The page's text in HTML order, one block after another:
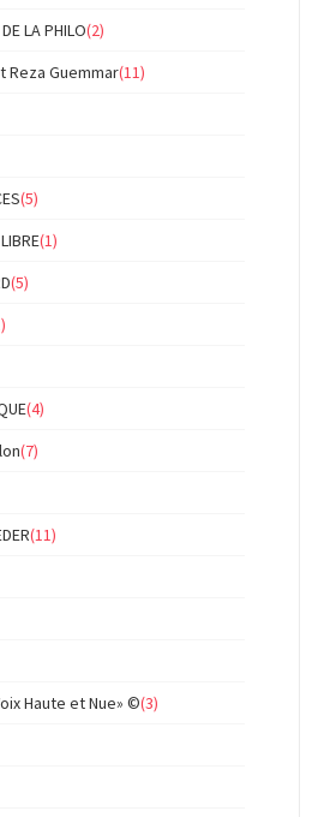
LA PHILO(2)
Reza Guemmar(11)
(5)
(1)
(5)
(4)
(7)
(11)
Haute et Nue» ©(3)